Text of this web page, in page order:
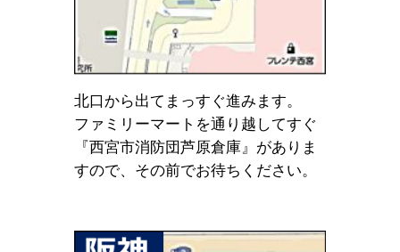
北口から出てまっすぐ進みます。
ファミリーマートを通り越してすぐ
『西宮市消防団芦原倉庫』がありま
すので、その前でお待ちください。